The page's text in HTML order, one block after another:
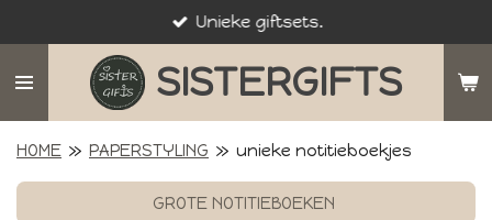
naar
SISTERGIFTS
Unieke giftsets.
HOME » PAPERSTYLING » unieke notitieboekjes
GROTE NOTITIEBOEKEN